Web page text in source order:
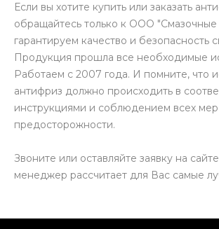
Если вы хотите купить или заказать
обращайтесь только к ООО
гарантируем качество и безопасность
Продукция прошла все необходимые
Работаем с 2007 года. И помните, что
антифриз должно происходить в
инструкциями и соблюдением всех мер
предосторожности.
Звоните или оставляйте заявку на
менеджер рассчитает для Вас самые